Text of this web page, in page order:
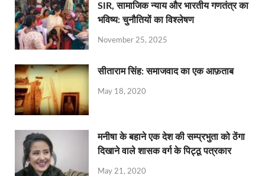
SIR, सामाजिक न्याय और भारतीय गणतंत्र का
भविष्य: चुनौतियों का विश्लेषण
November 25, 2025
सीताराम सिंह: समाजवाद का एक आफ़ताब
May 18, 2020
मनीषा के बहाने एक देश की सम्प्रभुता को ठेंगा
दिखाने वाले शासक वर्ग के पिट्ठू पत्रकार
May 21, 2020